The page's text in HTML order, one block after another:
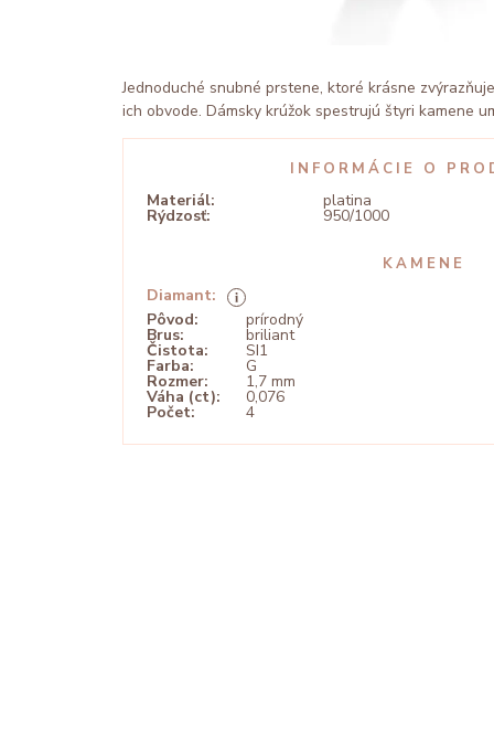
Jednoduché snubné prstene, ktoré krásne
ich obvode. Dámsky krúžok spestrujú štyri kamene
INFORMÁCIE O
Materiál: platina
Rýdzosť: 950/1000
KAMENE
Diamant:
Pôvod:
prírodný
Brus: briliant
Čistota: SI1
Farba: G
Rozmer: 1,7 mm
Váha (ct): 0,076
Počet: 4